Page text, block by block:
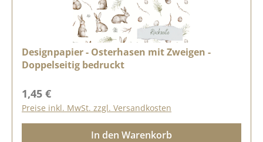
Designpapier - Osterhasen mit Zweigen -
Doppelseitig bedruckt
Regulärer Preis:
1,45 €
Preise inkl. MwSt. zzgl. Versandkosten
In den Warenkorb